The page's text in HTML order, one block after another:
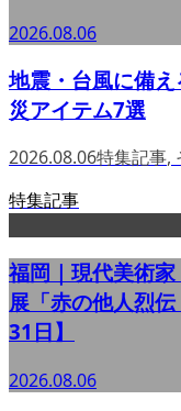
2026.08.06
地震・台風に備
災アイテム7選
2026.08.06特集記事,
特集記事
福岡｜現代美術
展「赤の他人烈
31日】
2026.08.06